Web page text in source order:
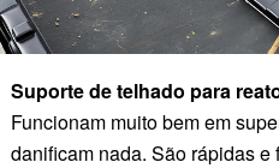
Suporte de telhado para
Funcionam muito bem em
danificam nada. São rápidas e